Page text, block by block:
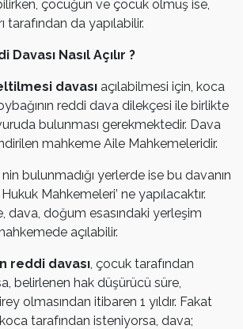
çocuğun ve çocuk ölmüş ise,
da yapılabilir.
Davası Nasıl Açılır ?
davası açılabilmesi için, koca
reddi dava dilekçesi ile birlikte
bulunması gerekmektedir. Dava
mahkeme Aile Mahkemeleridir.
bulunmadığı yerlerde ise bu davanın
Mahkemeleri’ ne yapılacaktır.
dava, doğum esasındaki yerleşim
açılabilir.
reddi davası , çocuk tarafından
belirlenen hak düşürücü süre,
olmasından itibaren 1 yıldır. Fakat
tarafından isteniyorsa, dava;